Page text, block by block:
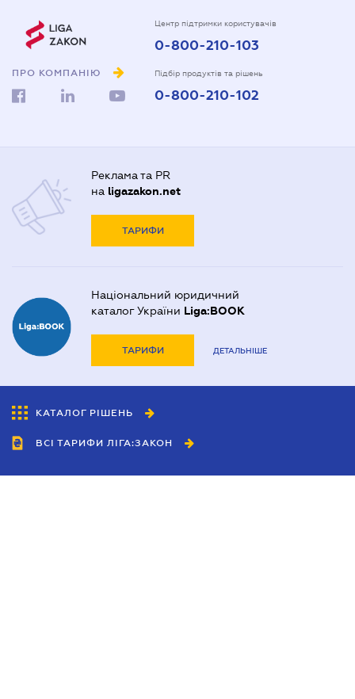
ПРО КОМПАНІЮ
Центр підтримки користувачів
0-800-210-103
Підбір продуктів та рішень
0-800-210-102
Реклама та PR
на ligazakon.net
ТАРИФИ
Національний юридичний
каталог України Liga:BOOK
ТАРИФИ ДЕТАЛЬНІШЕ
КАТАЛОГ РІШЕНЬ
ВСІ ТАРИФИ ЛІГА:ЗАКОН